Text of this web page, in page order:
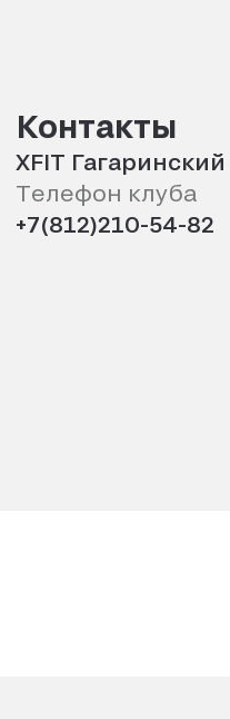
Контакты
XFIT Гагаринский
Телефон клуба
+7(812)210-54-82